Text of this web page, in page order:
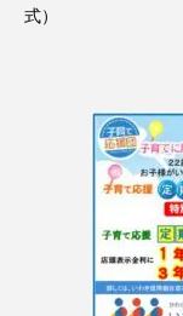
式）